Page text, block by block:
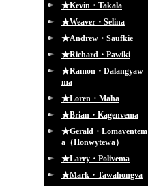
★Kevin・Takala
★Weaver・Selina
★Andrew・Saufkie
★Richard・Pawiki
★Ramon・Dalangyaw
ma
★Loren・Maha
★Brian・Kagenvema
★Gerald・Lomaventem
a（Honwytewa）
★Larry・Polivema
★Mark・Tawahongva